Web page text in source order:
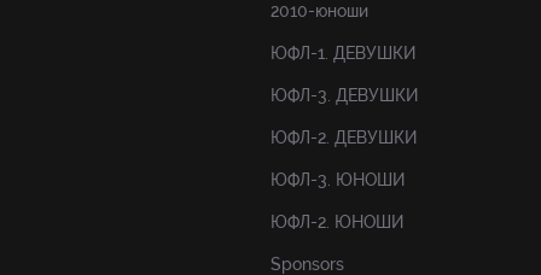
2010-юноши
ЮФЛ-1. ДЕВУШКИ
ЮФЛ-3. ДЕВУШКИ
ЮФЛ-2. ДЕВУШКИ
ЮФЛ-3. ЮНОШИ
ЮФЛ-2. ЮНОШИ
Sponsors